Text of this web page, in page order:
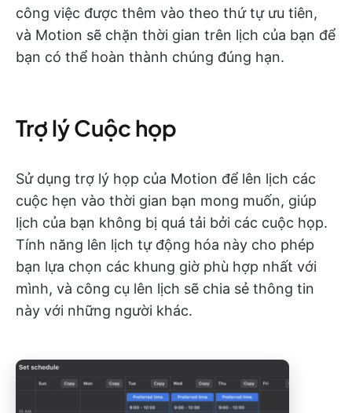
công việc được thêm vào theo thứ tự ưu tiên,
và Motion sẽ chặn thời gian trên lịch của bạn để
bạn có thể hoàn thành chúng đúng hạn.
Trợ lý Cuộc họp
Sử dụng trợ lý họp của Motion để lên lịch các
cuộc hẹn vào thời gian bạn mong muốn, giúp
lịch của bạn không bị quá tải bởi các cuộc họp.
Tính năng lên lịch tự động hóa này cho phép
bạn lựa chọn các khung giờ phù hợp nhất với
mình, và công cụ lên lịch sẽ chia sẻ thông tin
này với những người khác.